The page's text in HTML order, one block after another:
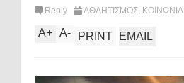
Reply ΑΘΛΗΤΙΣΜΟΣ, ΚΟΙΝΩΝΙΑ
A+ A- PRINT EMAIL